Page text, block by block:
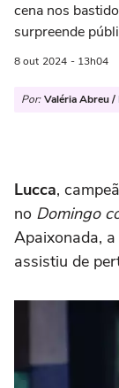
cena nos
surpreende
8 out 2024 - 13h04
Por: Valéria Abreu /
Lucca,
no Domingo
Apaixonada,
assistiu de